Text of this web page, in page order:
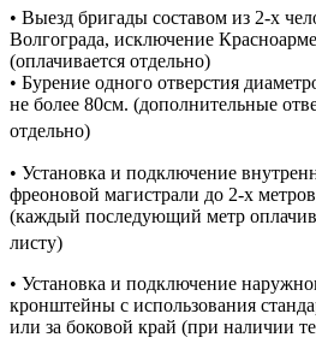
• Выезд бригады составом из 2-х
Волгограда, исключение
(оплачивается отдельно)
• Бурение одного отверстия
не более 80см. (дополнительные
отдельно)
• Установка и подключение
фреоновой магистрали до 2-х
(каждый последующий метр
листу)
• Установка и подключение
кронштейны с использования
или за боковой край (при наличии